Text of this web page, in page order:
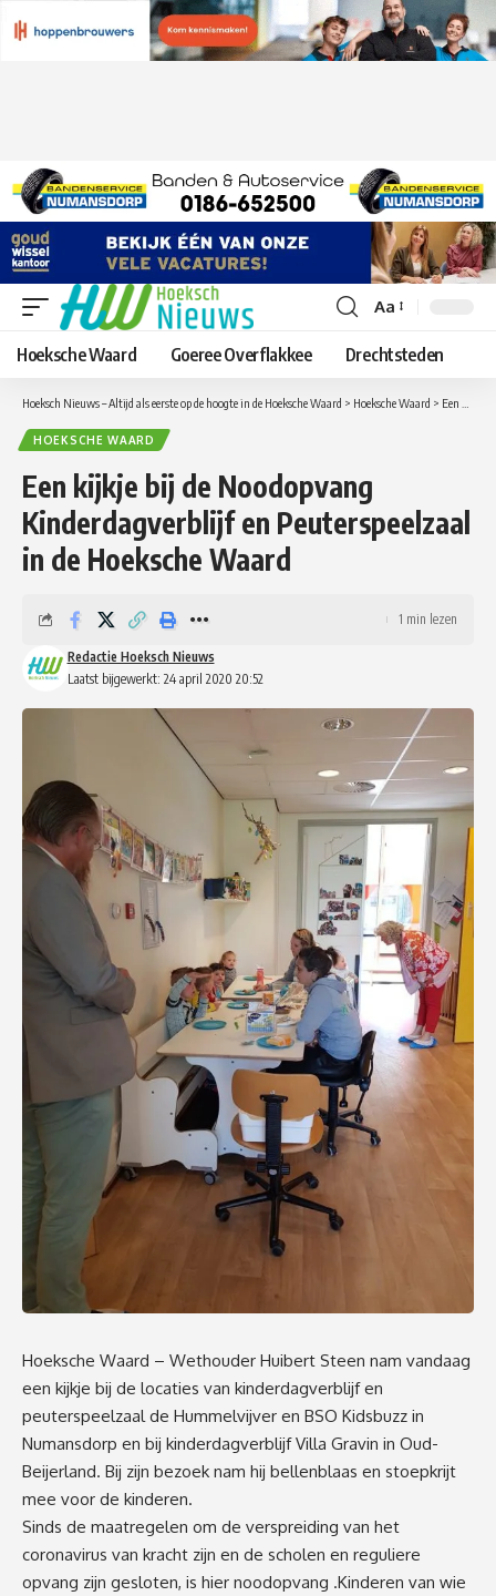
Lettergrootte
aanpassen
Aa
Hoeksche Waard Goeree Overflakkee Drechtsteden
Hoeksch Nieuws – Altijd als eerste op de hoogte in de Hoeksche Waard > Hoeksche Waard > Een kijkje bij de Noodopvang Kinderdagverblijf en Peuterspeelzaal in de Hoeksche Waard
HOEKSCHE WAARD
Een kijkje bij de Noodopvang
Kinderdagverblijf en Peuterspeelzaal
in de Hoeksche Waard
Laatst bijgewerkt: 24 april 2020 20:52
Redactie Hoeksch Nieuws
1 min lezen
Hoeksche Waard – Wethouder Huibert Steen nam vandaag
een kijkje bij de locaties van kinderdagverblijf en
peuterspeelzaal de Hummelvijver en BSO Kidsbuzz in
Numansdorp en bij kinderdagverblijf Villa Gravin in Oud-
Beijerland. Bij zijn bezoek nam hij bellenblaas en stoepkrijt
mee voor de kinderen.
Sinds de maatregelen om de verspreiding van het
coronavirus van kracht zijn en de scholen en reguliere
opvang zijn gesloten, is hier noodopvang .Kinderen van wie